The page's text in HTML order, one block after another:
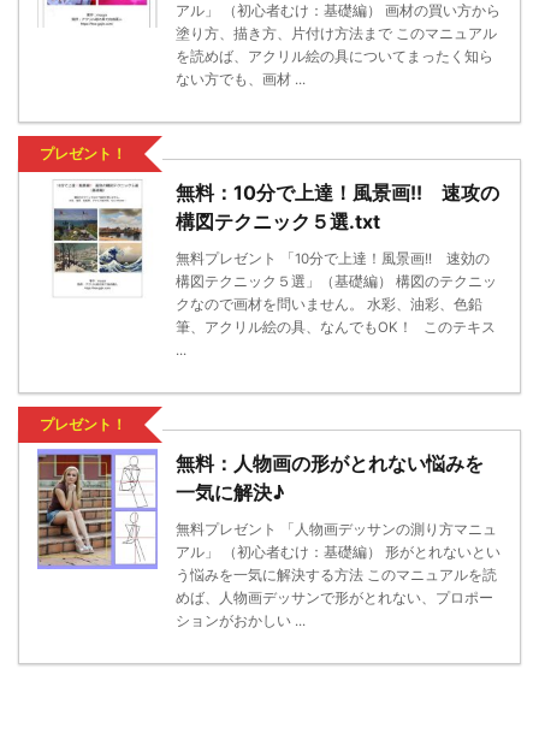
アル」 （初心者むけ：基礎編） 画材の買い方から
塗り方、描き方、片付け方法まで このマニュアル
を読めば、アクリル絵の具についてまったく知ら
ない方でも、画材 ...
プレゼント！
無料：10分で上達！風景画!! 速攻の
構図テクニック５選.txt
無料プレゼント 「10分で上達！風景画!! 速効の
構図テクニック５選」（基礎編） 構図のテクニッ
クなので画材を問いません。 水彩、油彩、色鉛
筆、アクリル絵の具、なんでもOK！ このテキス
...
プレゼント！
無料：人物画の形がとれない悩みを
一気に解決♪
無料プレゼント 「人物画デッサンの測り方マニュ
アル」 （初心者むけ：基礎編） 形がとれないとい
う悩みを一気に解決する方法 このマニュアルを読
めば、人物画デッサンで形がとれない、プロポー
ションがおかしい ...